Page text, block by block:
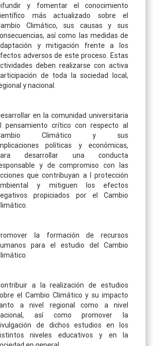
y fomentar el conocimiento
más actualizado sobre el
Climático, sus causas y sus
así como las medidas de
y mitigación frente a los
adversos de este proceso. Estas
deben realizarse con activa
de toda la sociedad local,
y nacional.
en la comunidad universitaria
pensamiento crítico con respecto al
Climático y sus
políticas y económicas,
desarrollar una conducta
y de compromiso con las
que contribuyan a l protección
y mitiguen los efectos
propiciados por el Cambio
la formación de recursos
para el estudio del Cambio
a la realización de estudios
el Cambio Climático y su impacto
a nivel regional como a nivel
así como promover la
de dichos estudios en los
niveles educativos y en la